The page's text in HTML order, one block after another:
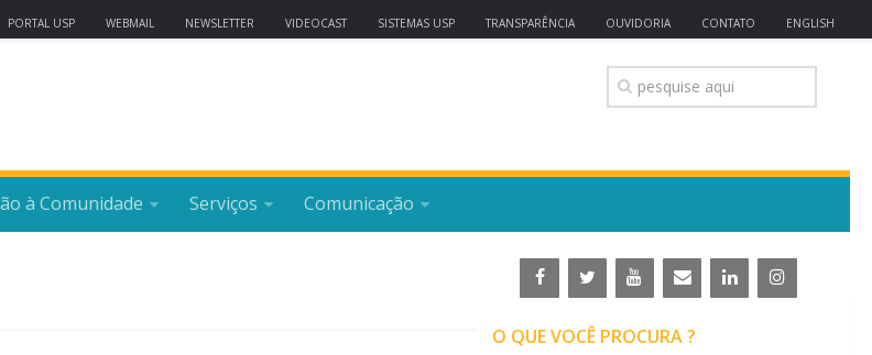
PORTAL USP WEBMAIL NEWSLETTER VIDEOCAST SISTEMAS USP TRANSPARÊNCIA OUVIDORIA CONTATO ENGLISH
à Comunidade Serviços Comunicação
O QUE VOCÊ PROCURA ?